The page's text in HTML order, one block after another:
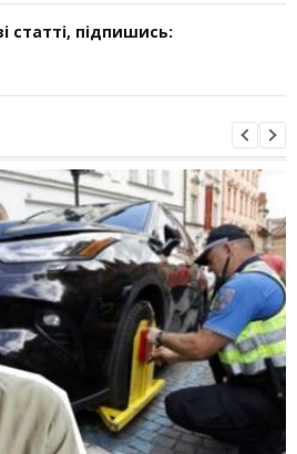
статті, підпишись: